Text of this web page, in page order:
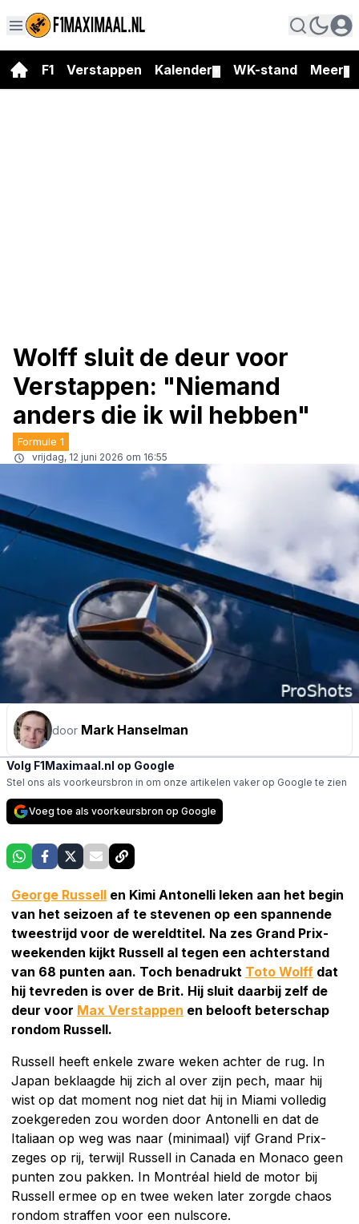
F1 Verstappen Kalender WK-stand Meer
Wolff sluit de deur voor
Verstappen: "Niemand
anders die ik wil hebben"
Formule 1
vrijdag, 12 juni 2026 om 16:55
door Mark Hanselman
Volg F1Maximaal.nl op Google
Stel ons als voorkeursbron in om onze artikelen vaker op Google te zien
Voeg toe als voorkeursbron op Google
George Russell en Kimi Antonelli leken aan het begin
van het seizoen af te stevenen op een spannende
tweestrijd voor de wereldtitel. Na zes Grand Prix-
weekenden kijkt Russell al tegen een achterstand
van 68 punten aan. Toch benadrukt Toto Wolff dat
hij tevreden is over de Brit. Hij sluit daarbij zelf de
deur voor Max Verstappen en belooft beterschap
rondom Russell.
Russell heeft enkele zware weken achter de rug. In
Japan beklaagde hij zich al over zijn pech, maar hij
wist op dat moment nog niet dat hij in Miami volledig
zoekgereden zou worden door Antonelli en dat de
Italiaan op weg was naar (minimaal) vijf Grand Prix-
zeges op rij, terwijl Russell in Canada en Monaco geen
punten zou pakken. In Montréal hield de motor bij
Russell ermee op en twee weken later zorgde chaos
rondom straffen voor een nulscore.